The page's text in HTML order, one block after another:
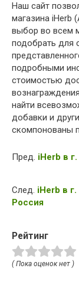
Наш сайт
магазина iHerb
выбор во всем
подобрать для
подробными
стоимостью
найти
добавки и
скомпонованы
Пред. iHerb в
След. iHerb в
Россия
Рейтинг
( Пока оценок нет )